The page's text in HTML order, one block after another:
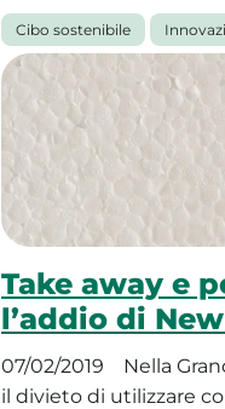
Tutti gli
Cibo sostenibile
Take away e
l’addio di
07/02/2019
Nella
il divieto di utilizzare